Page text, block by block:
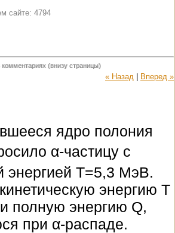
сайте: 4794
(внизу страницы)
« Назад
Вперед »
ядро полония
α-частицу с
энергией Т=5,3 МэВ.
энергию T
полную энергию Q,
при α-распаде.